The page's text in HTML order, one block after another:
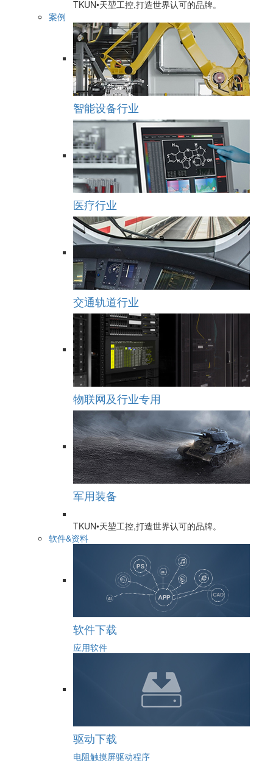
TKUN•天堃工控,打造世界认可的品牌。
案例
智能设备行业
医疗行业
交通轨道行业
物联网及行业专用
军用装备
TKUN•天堃工控,打造世界认可的品牌。
软件&资料
软件下载
应用软件
驱动下载
电阻触摸屏驱动程序